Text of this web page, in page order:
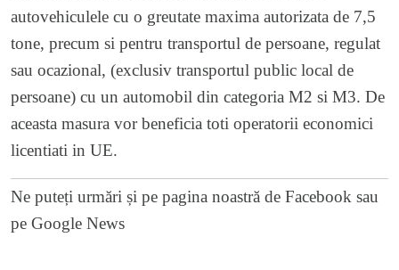
autovehiculele cu o greutate maxima autorizata de 7,5
tone, precum si pentru transportul de persoane, regulat
sau ocazional, (exclusiv transportul public local de
persoane) cu un automobil din categoria M2 si M3. De
aceasta masura vor beneficia toti operatorii economici
licentiati in UE.
Ne puteți urmări și pe pagina noastră de Facebook sau
pe Google News